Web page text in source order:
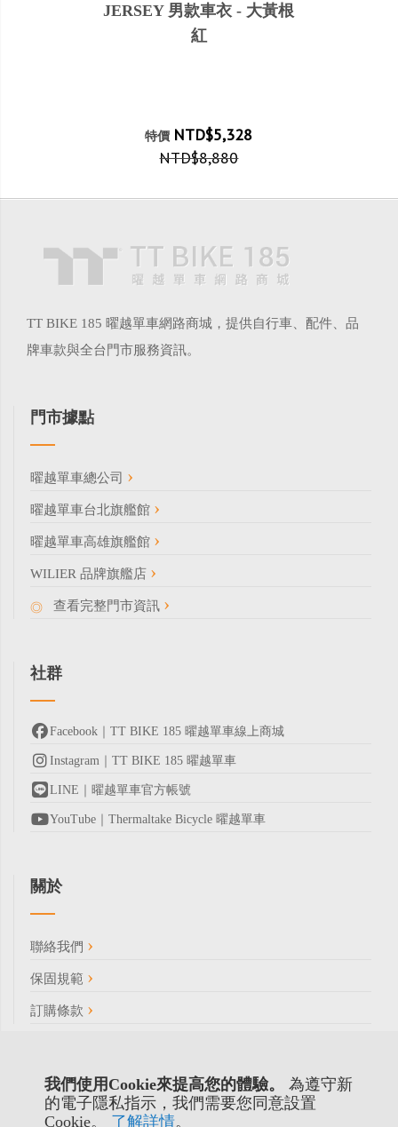
我們使用Cookie來提高您的體驗。
為遵守新
的電子隱私指示，我們需要您同意設置
Cookie。 了解詳情。
JERSEY 男款車衣 - 大黃根
紅
特價 NTD$5,328
NTD$8,880
TT BIKE 185 曜越單車網路商城，提供自行車、配件、品
牌車款與全台門市服務資訊。
門市據點
曜越單車總公司
曜越單車台北旗艦館
曜越單車高雄旗艦館
WILIER 品牌旗艦店
查看完整門市資訊
社群
Facebook｜TT BIKE 185 曜越單車線上商城
Instagram｜TT BIKE 185 曜越單車
LINE｜曜越單車官方帳號
YouTube｜Thermaltake Bicycle 曜越單車
關於
聯絡我們
保固規範
訂購條款